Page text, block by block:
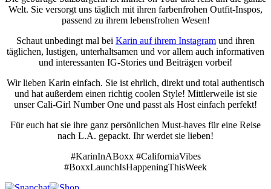
Welt. Sie versorgt uns täglich mit ihren farbenfrohen Outfit-Inspos,
passend zu ihrem lebensfrohen Wesen!
Schaut unbedingt mal bei Karin auf ihrem Instagram und ihren
täglichen, lustigen, unterhaltsamen und vor allem auch informativen
und interessanten IG-Stories und Beiträgen vorbei!
Wir lieben Karin einfach. Sie ist ehrlich, direkt und total authentisch
und hat außerdem einen richtig coolen Style! Mittlerweile ist sie
unser Cali-Girl Number One und passt als Host einfach perfekt!
Für euch hat sie ihre ganz persönlichen Must-haves für eine Reise
nach L.A. gepackt. Ihr werdet sie lieben!
#KarinInABoxx #CaliforniaVibes
#BoxxLaunchIsHappeningThisWeek
Facebook
Instagram
Snapchat E-
Shop